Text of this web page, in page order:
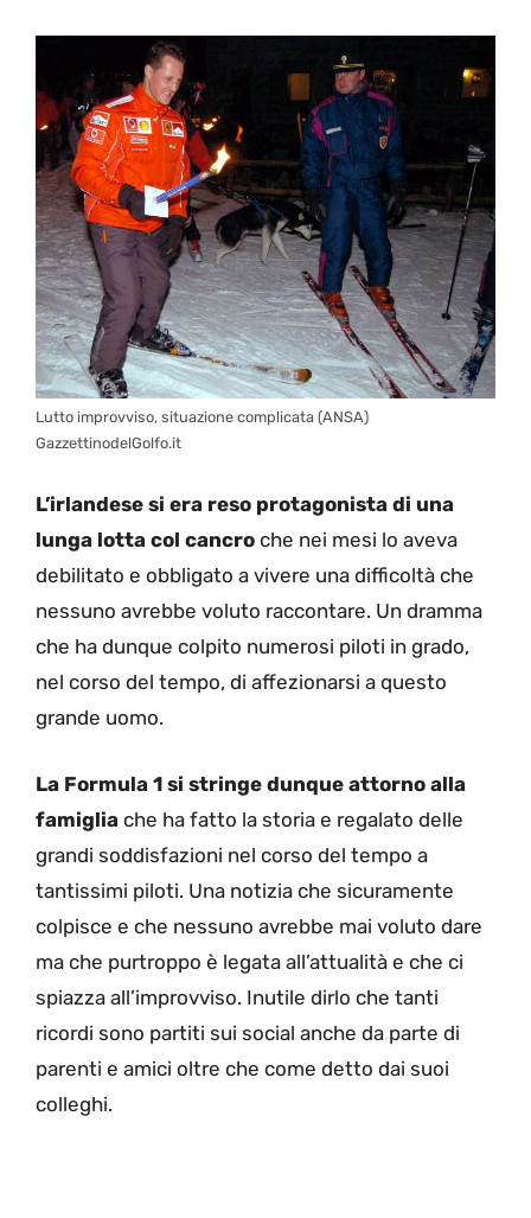
Lutto improvviso, situazione complicata (ANSA)
GazzettinodelGolfo.it
L’irlandese si era reso protagonista di una
lunga lotta col cancro che nei mesi lo aveva
debilitato e obbligato a vivere una difficoltà che
nessuno avrebbe voluto raccontare. Un dramma
che ha dunque colpito numerosi piloti in grado,
nel corso del tempo, di affezionarsi a questo
grande uomo.
La Formula 1 si stringe dunque attorno alla
famiglia che ha fatto la storia e regalato delle
grandi soddisfazioni nel corso del tempo a
tantissimi piloti. Una notizia che sicuramente
colpisce e che nessuno avrebbe mai voluto dare
ma che purtroppo è legata all’attualità e che ci
spiazza all’improvviso. Inutile dirlo che tanti
ricordi sono partiti sui social anche da parte di
parenti e amici oltre che come detto dai suoi
colleghi.